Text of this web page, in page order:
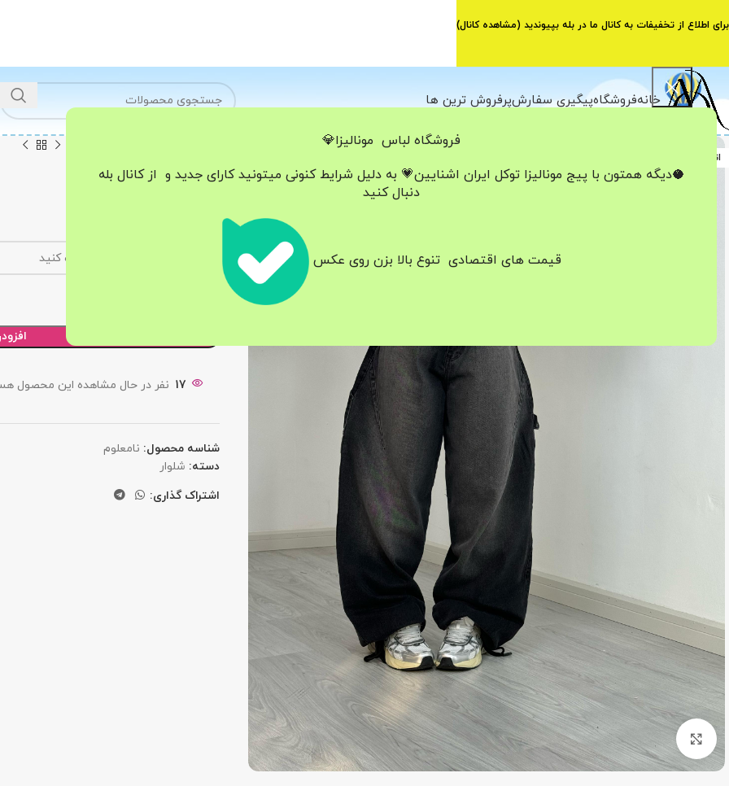
فروشگاه لباس مونالیزا💎
🥥دیگه همتون با پیج مونالیزا تو‌کل ایران اشنایین💗 به دلیل شرایط کنونی میتونید کارای جدید و از کانال بله
دنبال کنید
قیمت های اقتصادی تنوع بالا بزن روی عکس
خانهفروشگاهپیگیری سفارشپرفروش ترین ها
اتمام موجودی
بزرگنمایی تصویر
شلوار جین کد 2479
17 نفر در حال مشاهده این محصول
شناسه محصول: نامعلوم
دسته: شلوار
اشتراک گذاری:
برای اطلاع از تخفیفات به کانال ما در بله بپیوندید (مشاهده کانال)